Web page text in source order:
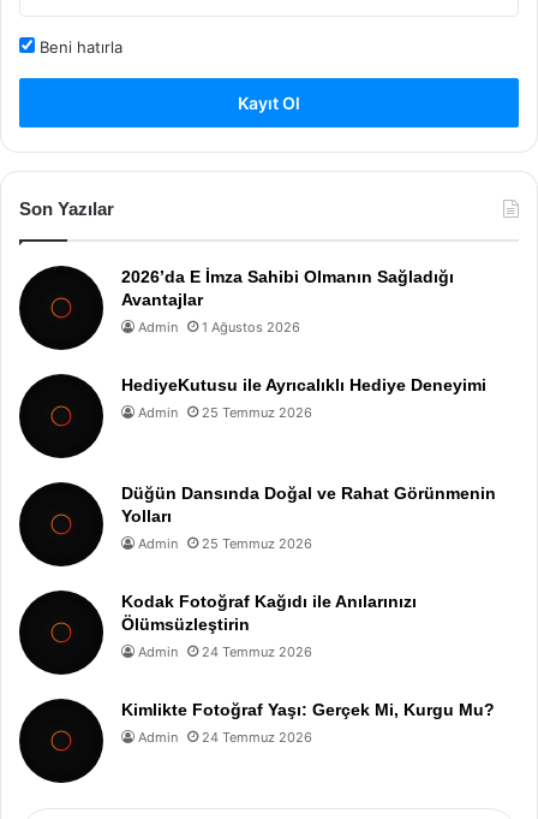
Beni hatırla
Kayıt Ol
Son Yazılar
2026’da E İmza Sahibi Olmanın Sağladığı
Avantajlar
Admin 1 Ağustos 2026
HediyeKutusu ile Ayrıcalıklı Hediye Deneyimi
Admin 25 Temmuz 2026
Düğün Dansında Doğal ve Rahat Görünmenin
Yolları
Admin 25 Temmuz 2026
Kodak Fotoğraf Kağıdı ile Anılarınızı
Ölümsüzleştirin
Admin 24 Temmuz 2026
Kimlikte Fotoğraf Yaşı: Gerçek Mi, Kurgu Mu?
Admin 24 Temmuz 2026